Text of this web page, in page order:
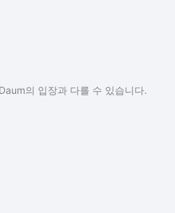
의 입장과 다를 수 있습니다.